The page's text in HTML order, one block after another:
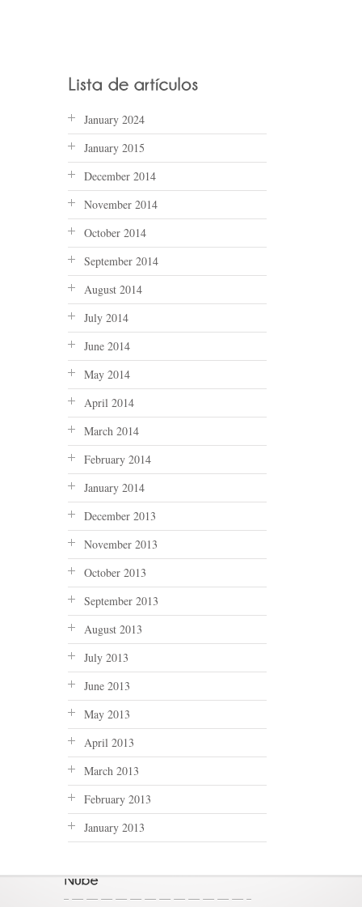
January 2024
January 2015
December 2014
November 2014
October 2014
September 2014
August 2014
July 2014
June 2014
May 2014
April 2014
March 2014
February 2014
January 2014
December 2013
November 2013
October 2013
September 2013
August 2013
July 2013
June 2013
May 2013
April 2013
March 2013
February 2013
January 2013